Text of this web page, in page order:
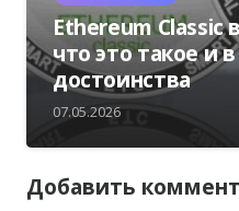
Ethereum Classic
что это такое и
достоинства
07.05.2026
Добавить